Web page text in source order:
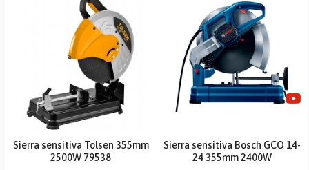
Sierra sensitiva Tolsen 355mm
2500W 79538
Sierra sensitiva Bosch GCO 14-
24 355mm 2400W